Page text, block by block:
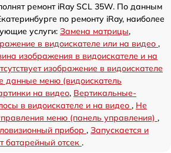
ремонт iRay SCL 35W. По данным
по ремонту iRay, наиболее
услуги: Замена матрицы,
в видоискателе или на видео ,
изображения в видоискателе и на
изображение в видоискателе
данные меню (видоискатель
на видео, Вертикальные-
в видоискателе и на видео , Не
меню (панель управления) ,
прибор , Запускается и
батарейный отсек .